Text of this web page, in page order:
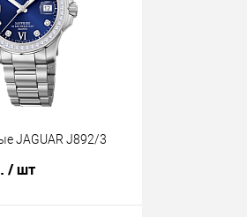
JAGUAR J892/3
/ шт